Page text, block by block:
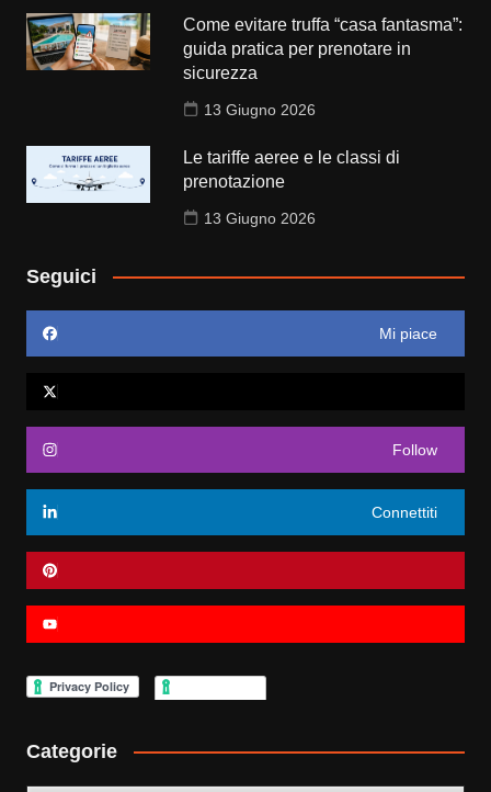
Come evitare truffa “casa fantasma”:
guida pratica per prenotare in
sicurezza
13 Giugno 2026
Le tariffe aeree e le classi di
prenotazione
13 Giugno 2026
Seguici
Mi piace
Follow
Connettiti
Categorie